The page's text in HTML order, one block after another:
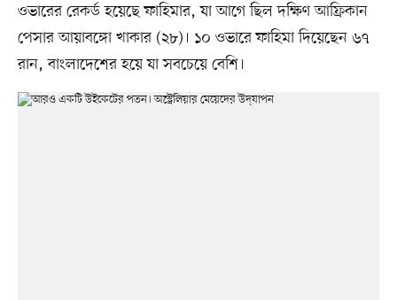
ওভারের রেকর্ড হয়েছে ফাহিমার, যা আগে ছিল দক্ষিণ আফ্রিকান
পেসার আয়াবঙ্গো খাকার (২৮)। ১০ ওভারে ফাহিমা দিয়েছেন ৬৭
রান, বাংলাদেশের হয়ে যা সবচেয়ে বেশি।